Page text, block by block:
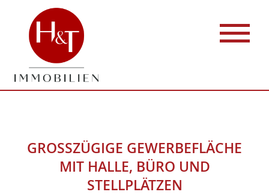
GROSSZÜGIGE GEWERBEFLÄCHE M
IT HALLE, BÜRO UND S
TELLPLÄTZEN